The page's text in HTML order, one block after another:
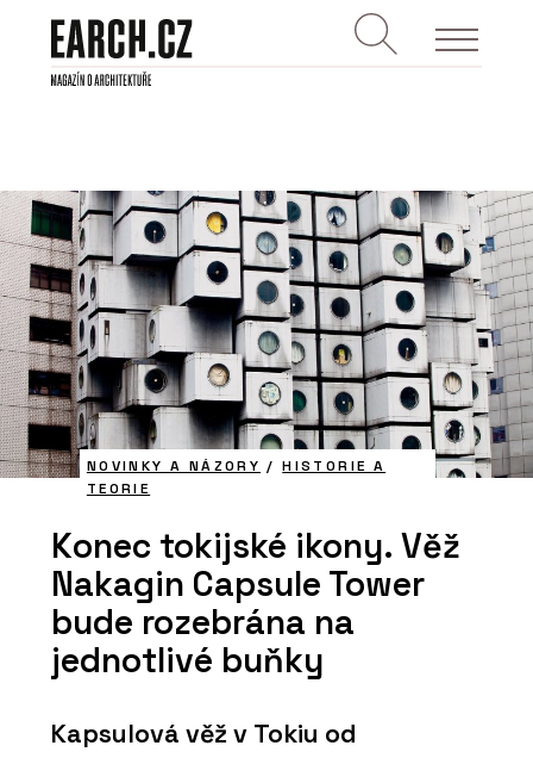
NOVINKY A NÁZORY /HISTORIE A
TEORIE
Konec tokijské ikony. Věž
Nakagin Capsule Tower
bude rozebrána na
jednotlivé buňky
Kapsulová věž v Tokiu od